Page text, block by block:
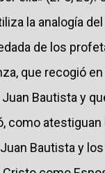
la analogía
de los
que recogió
Bautista y
como atestiguan
Bautista y